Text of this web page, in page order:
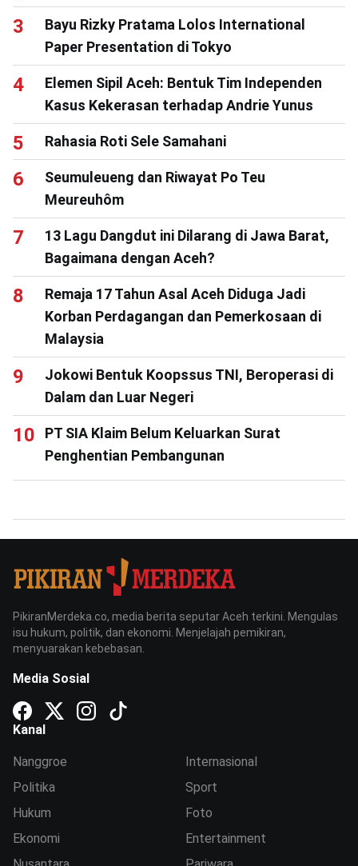
Bayu Rizky Pratama Lolos International
Paper Presentation di Tokyo
Elemen Sipil Aceh: Bentuk Tim Independen
Kasus Kekerasan terhadap Andrie Yunus
Rahasia Roti Sele Samahani
Seumuleueng dan Riwayat Po Teu
Meureuhôm
13 Lagu Dangdut ini Dilarang di Jawa Barat,
Bagaimana dengan Aceh?
Remaja 17 Tahun Asal Aceh Diduga Jadi
Korban Perdagangan dan Pemerkosaan di
Malaysia
Jokowi Bentuk Koopssus TNI, Beroperasi di
Dalam dan Luar Negeri
PT SIA Klaim Belum Keluarkan Surat
Penghentian Pembangunan
PikiranMerdeka.co, media berita seputar Aceh terkini. Mengulas
isu hukum, politik, dan ekonomi. Menjelajah pemikiran,
menyuarakan kebebasan.
Media Sosial
Kanal
Nanggroe
Politika
Hukum
Ekonomi
Internasional
Sport
Foto
Entertainment